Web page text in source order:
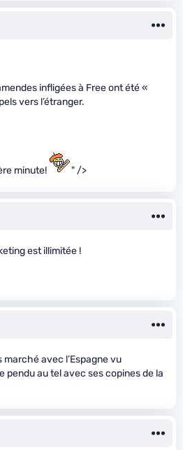
infligées à Free ont été «
vers l’étranger.
minute! " />
est illimitée !
avec l’Espagne vu
pendu au tel avec ses copines de la